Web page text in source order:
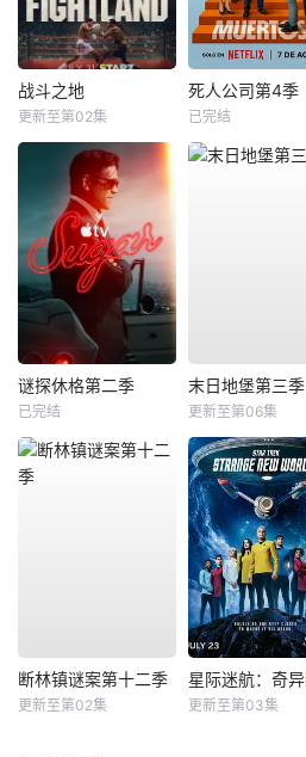
战斗之地
更新至第02集
死人公司第4季
已完结
谜探休格第二季
已完结
末日地堡第三季
更新至第06集
断林镇谜案第十二季
更新至第02集 更新至第03集